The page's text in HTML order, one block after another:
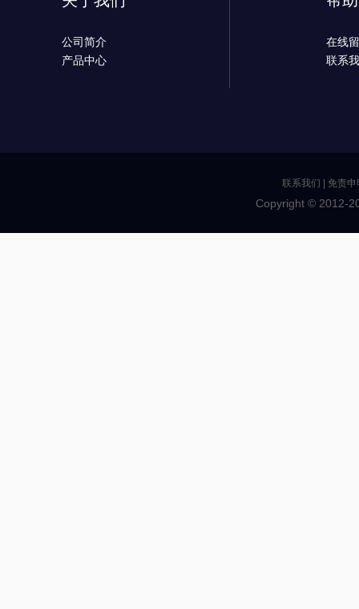
公司简介
产品中心
在线
联系
联系我们 免责申
Copyright © 2012-